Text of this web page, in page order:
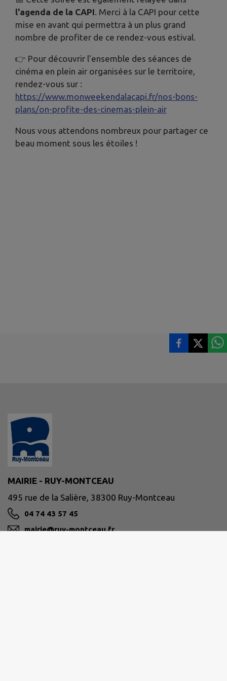
l'agenda de la CAPI . Merci à la CAPI pour cette
mise en avant qui permettra à un plus grand
nombre de profiter de ce rendez-vous estival.
👉 Pour découvrir l'ensemble des séances de
cinéma en plein air organisées sur le territoire,
rendez-vous sur :
https://www.monweekendalacapi.fr/nos-bons-
plans/on-profite-des-cinemas-plein-air
Nous vous attendons nombreux pour partager ce
beau moment sous les étoiles !
MAIRIE - RUY-MONTCEAU
495 rue de la Salière, 38300 Ruy-Montceau
04 74 43 57 45
mairie@ruy-montceau.fr